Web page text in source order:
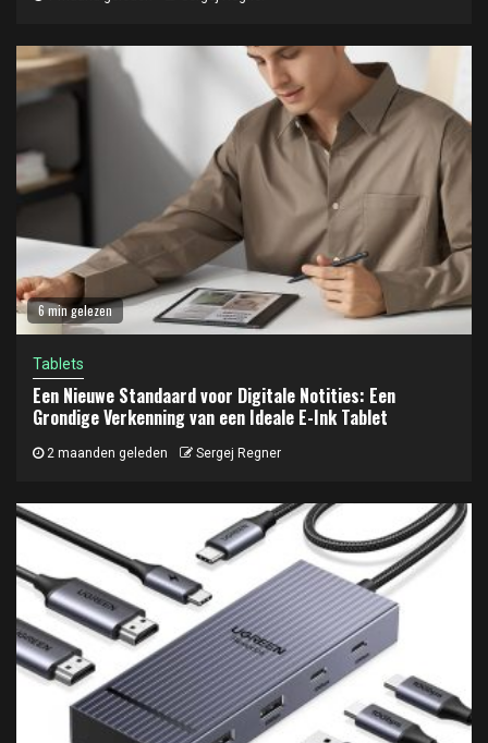
6 min gelezen
Tablets
Een Nieuwe Standaard voor Digitale Notities: Een
Grondige Verkenning van een Ideale E-Ink Tablet
2 maanden geleden Sergej Regner